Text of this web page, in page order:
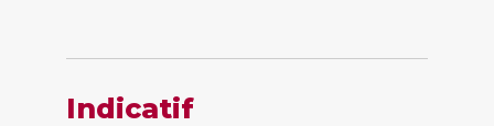
Indicatif